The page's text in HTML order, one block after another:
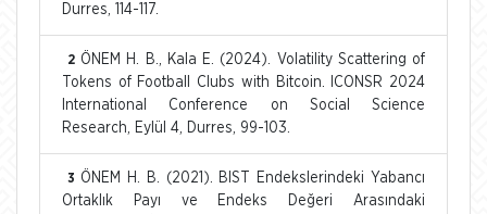
Durres, 114-117.
2 ÖNEM H. B., Kala E. (2024). Volatility Scattering of
Tokens of Football Clubs with Bitcoin. ICONSR 2024
International Conference on Social Science
Research, Eylül 4, Durres, 99-103.
3 ÖNEM H. B. (2021). BIST Endekslerindeki Yabancı
Ortaklık Payı ve Endeks Değeri Arasındaki